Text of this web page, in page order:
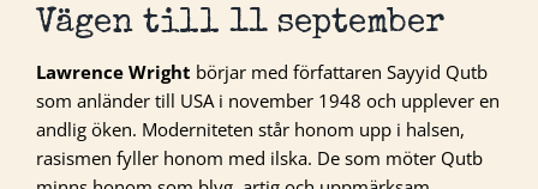
Vägen till 11 september
Lawrence Wright börjar med författaren Sayyid Qutb
som anländer till USA i november 1948 och upplever en
andlig öken. Moderniteten står honom upp i halsen,
rasismen fyller honom med ilska. De som möter Qutb